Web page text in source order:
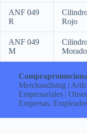
ANF 049
R
Rojo
ANF 049
M
Morado
Merchandising |
Empresariales |
Empresas,